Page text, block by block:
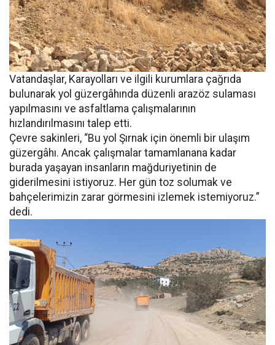
Vatandaşlar, Karayolları ve ilgili kurumlara çağrıda
bulunarak yol güzergâhında düzenli arazöz sulaması
yapılmasını ve asfaltlama çalışmalarının
hızlandırılmasını talep etti.
Çevre sakinleri, “Bu yol Şırnak için önemli bir ulaşım
güzergâhı. Ancak çalışmalar tamamlanana kadar
burada yaşayan insanların mağduriyetinin de
giderilmesini istiyoruz. Her gün toz solumak ve
bahçelerimizin zarar görmesini izlemek istemiyoruz.”
dedi.